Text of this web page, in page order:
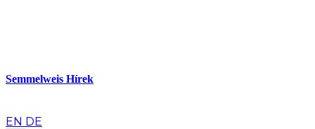
Semmelweis Hírek
EN DE